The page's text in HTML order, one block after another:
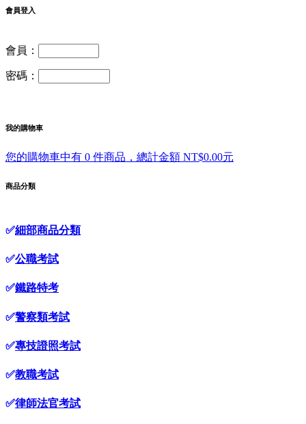
會員登入
會員：
密碼：
我的購物車
您的購物車中有 0 件商品，總計金額 NT$0.00元
商品分類
✅細部商品分類
✅公職考試
✅鐵路特考
✅警察類考試
✅專技證照考試
✅教職考試
✅律師法官考試